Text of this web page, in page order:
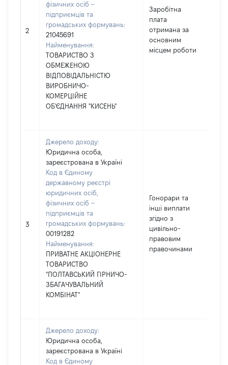
2
фізичних осіб –
підприємців та
громадських формувань:
21045691
Найменування:
ТОВАРИСТВО З
ОБМЕЖЕНОЮ
ВІДПОВІДАЛЬНІСТЮ
ВИРОБНИЧО-
КОМЕРЦІЙНЕ
ОБ'ЄДНАННЯ "КИСЕНЬ"
Заробітна
плата
отримана за
основним
місцем роботи
3
Джерело доходу:
Юридична особа,
зареєстрована в Україні
Код в Єдиному
державному реєстрі
юридичних осіб,
фізичних осіб –
підприємців та
громадських формувань:
00191282
Найменування:
ПРИВАТНЕ АКЦІОНЕРНЕ
ТОВАРИСТВО
"ПОЛТАВСЬКИЙ ГІРНИЧО-
ЗБАГАЧУВАЛЬНИЙ
КОМБІНАТ"
Гонорари та
інші виплати
згідно з
цивільно-
правовим
правочинами
Джерело доходу:
Юридична особа,
зареєстрована в Україні
Код в Єдиному